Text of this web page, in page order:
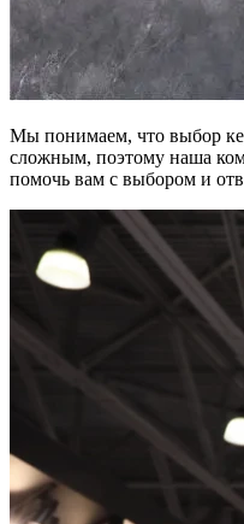
Мы понимаем, что выбор
сложным, поэтому наша
помочь вам с выбором и